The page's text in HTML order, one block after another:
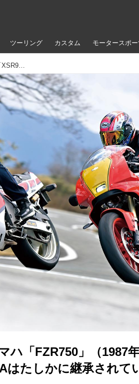
ツーリング カスタム モータースポー
【絶版車インプレ】ヤマハ「FZR750」（1987年）と「XSR900 GP」を乗り比べ！ DNAはたしかに継承されている
ハ「FZR750」（1987
はたしかに継承されて